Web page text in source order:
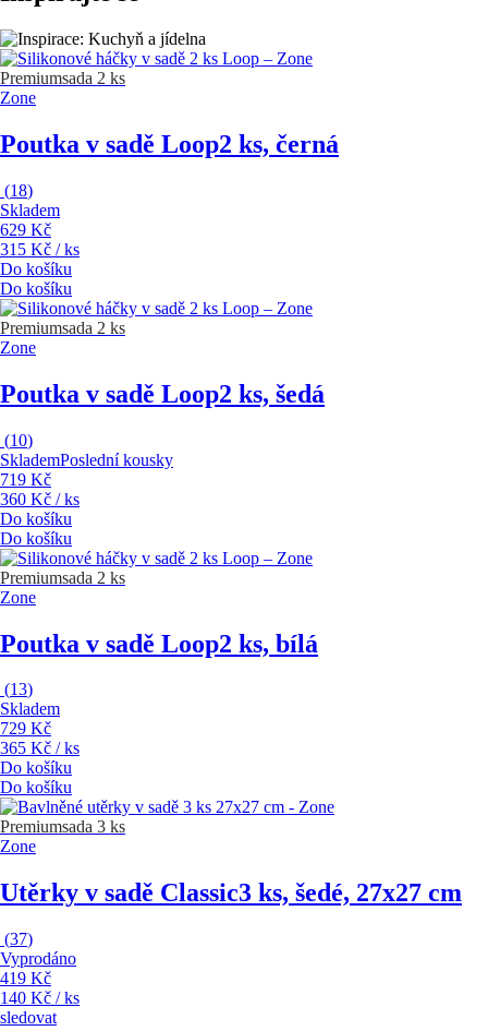
Premiumsada 2 ks
Zone
Poutka v sadě Loop2 ks, černá
(18)
Skladem
629 Kč
315 Kč / ks
Do košíku
Do košíku
Premiumsada 2 ks
Zone
Poutka v sadě Loop2 ks, šedá
(10)
SklademPoslední kousky
719 Kč
360 Kč / ks
Do košíku
Do košíku
Premiumsada 2 ks
Zone
Poutka v sadě Loop2 ks, bílá
(13)
Skladem
729 Kč
365 Kč / ks
Do košíku
Do košíku
Premiumsada 3 ks
Zone
Utěrky v sadě Classic3 ks, šedé, 27x27 cm
(37)
Vyprodáno
419 Kč
140 Kč / ks
sledovat